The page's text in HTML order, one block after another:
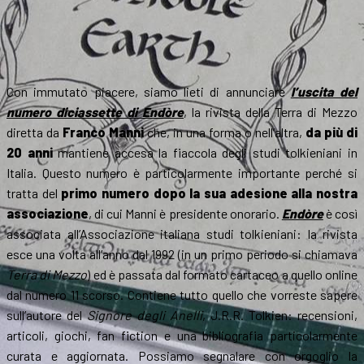
Con immutato piacere, siamo lieti di annunciarel’uscita del
numero diciassette di Endòre, la rivista della Terra di Mezzo
diretta da Franco Manniche, in una forma o nell’altra, da più di
20 annimantiene accesa la fiaccola degli studi tolkieniani in
Italia. Questo numero è particolarmente importante perché si
tratta del primo numero dopo la sua adesione alla nostra
associazione, di cui Manni è presidente onorario. Endòreè così
associata all’Associazione italiana studi tolkieniani: la rivista
esce una volta all’anno dal 1992 (in un primo periodo si chiamava
Terra di Mezzo) ed è passata dal formato cartaceo a quello online
dal numero 11 scorso. Contiene tutto quello che vorreste sapere
sull’autore delSignore degli Anelli, J.R.R. Tolkien: recensioni,
articoli, giochi, fan fiction e una bibliografia particolarmente
curata e aggiornata. Possiamo segnalare con orgoglio la